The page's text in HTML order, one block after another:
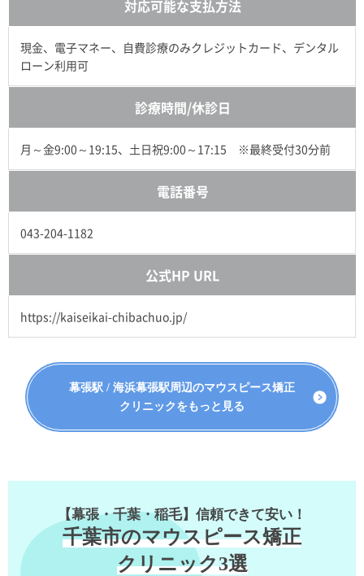
対応可能な支払方法
現金、電子マネー、自費診療のみクレジットカード、デンタル
ローン利用可
診療時間/休診日
月～金9:00～19:15、土日祝9:00～17:15 ※最終受付30分前
電話番号
043-204-1182
公式HP URL
https://kaiseikai-chibachuo.jp/
幕張駅 / 海浜幕張駅周辺のマウスピース矯正
クリニックをもっと見る
【幕張・千葉・稲毛】信頼できて安い！
千葉市のマウスピース矯正
クリニック3選